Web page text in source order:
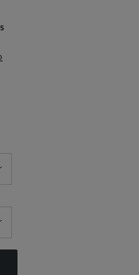
išlaidos